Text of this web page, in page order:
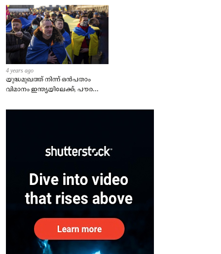
4 years ago
യുദ്ധമുഖത്ത് നിന്ന് ഒൻപതാം
വിമാനം ഇന്ത്യയിലേക്ക്; പൗരന്മാർ
– കേന്ദ്രം